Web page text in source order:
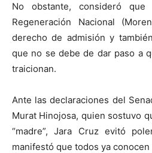
No obstante, consideró
Regeneración Nacional
derecho de admisión y
que no se debe de dar paso a
traicionan.
Ante las declaraciones del
Murat Hinojosa, quien sostuvo
“madre”, Jara Cruz evitó
manifestó que todos ya